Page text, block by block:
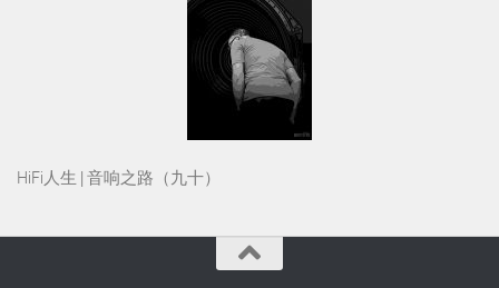
HiFi人生 | 音响之路（九十）